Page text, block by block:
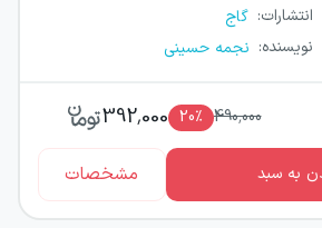
انتشارات: گاج
نویسنده: نجمه حسینی
490,000
20٪ 392,000
به سبد مشخصات